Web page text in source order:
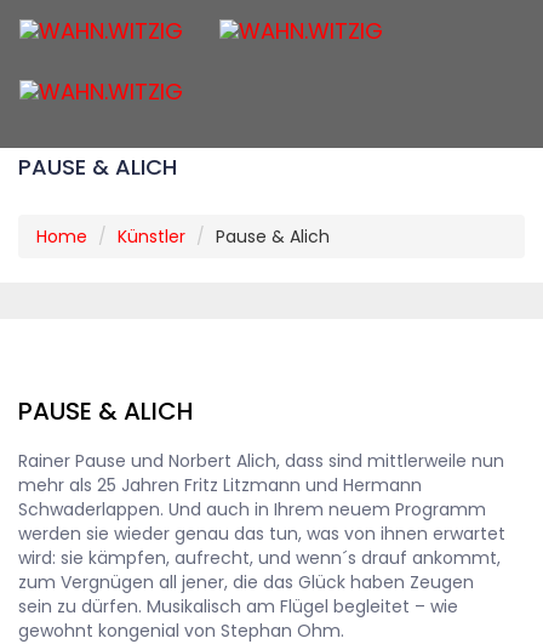
PAUSE & ALICH
Home Künstler Pause & Alich
PAUSE & ALICH
Rainer Pause und Norbert Alich, dass sind mittlerweile nun
mehr als 25 Jahren Fritz Litzmann und Hermann
Schwaderlappen. Und auch in Ihrem neuem Programm
werden sie wieder genau das tun, was von ihnen erwartet
wird: sie kämpfen, aufrecht, und wenn´s drauf ankommt,
zum Vergnügen all jener, die das Glück haben Zeugen
sein zu dürfen. Musikalisch am Flügel begleitet – wie
gewohnt kongenial von Stephan Ohm.